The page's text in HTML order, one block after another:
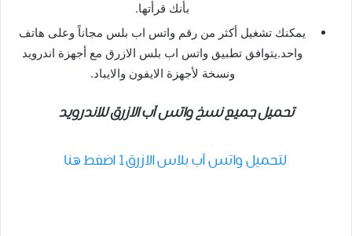
بأنك قرأتها.
يمكنك تشغيل أكثر من رقم واتس اب بلس مجاناً وعلى هاتف
واحد.يتوافق تطبيق واتس اب بلس الازرق مع أجهزة اندرويد
ونسخة لأجهزة الايفون والايباد.
تحميلجميع نسخ واتس آب الازرق للاندرويد
لتحميل واتس آب بلاس الازرق1 اضغط هنا